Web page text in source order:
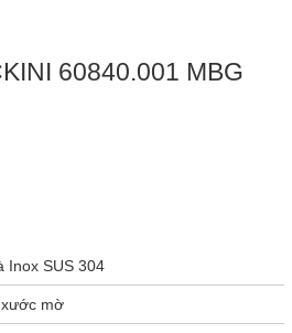
60840.001 MBG
Inox SUS 304
mờ